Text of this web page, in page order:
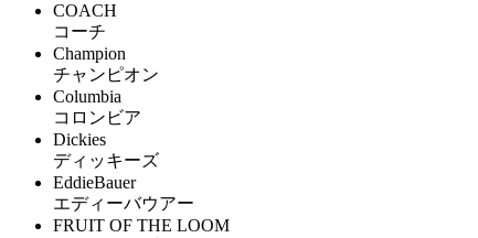
COACH
コーチ
Champion
チャンピオン
Columbia
コロンビア
Dickies
ディッキーズ
EddieBauer
エディーバウアー
FRUIT OF THE LOOM